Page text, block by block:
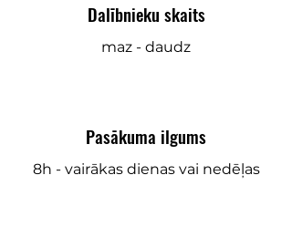
Dalībnieku skaits
maz - daudz
Pasākuma ilgums
8h - vairākas dienas vai nedēļas